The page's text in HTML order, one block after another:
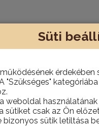
Süti
"Szükséges"
weboldal
sütiket csak az Ön
sütik letiltása